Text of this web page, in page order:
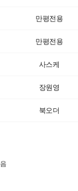
만평전용
만평전용
사스케
장원영
북오더